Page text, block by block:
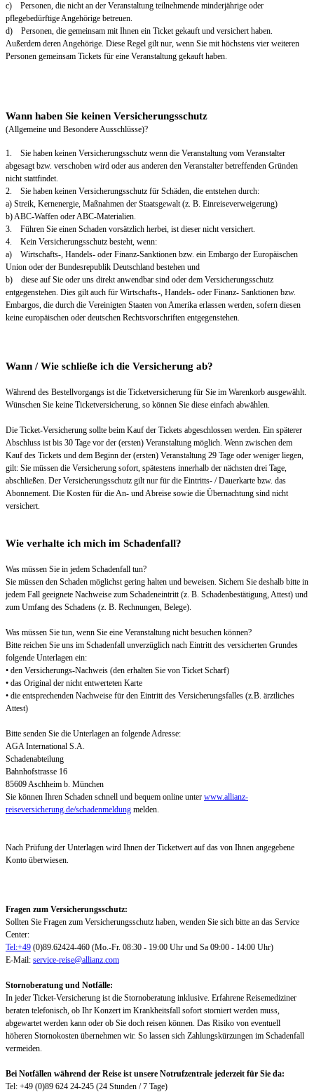
c) Personen, die nicht an der Veranstaltung teilnehmende minderjährige oder
pflegebedürftige Angehörige betreuen.
d) Personen, die gemeinsam mit Ihnen ein Ticket gekauft und versichert haben.
Außerdem deren Angehörige. Diese Regel gilt nur, wenn Sie mit höchstens vier weiteren
Personen gemeinsam Tickets für eine Veranstaltung gekauft haben.
Wann haben Sie keinen Versicherungsschutz
(Allgemeine und Besondere Ausschlüsse)?
1. Sie haben keinen Versicherungsschutz wenn die Veranstaltung vom Veranstalter
abgesagt bzw. verschoben wird oder aus anderen den Veranstalter betreffenden Gründen
nicht stattfindet.
2. Sie haben keinen Versicherungsschutz für Schäden, die entstehen durch:
a) Streik, Kernenergie, Maßnahmen der Staatsgewalt (z. B. Einreiseverweigerung)
b) ABC-Waffen oder ABC-Materialien.
3. Führen Sie einen Schaden vorsätzlich herbei, ist dieser nicht versichert.
4. Kein Versicherungsschutz besteht, wenn:
a) Wirtschafts-, Handels- oder Finanz-Sanktionen bzw. ein Embargo der Europäischen
Union oder der Bundesrepublik Deutschland bestehen und
b) diese auf Sie oder uns direkt anwendbar sind oder dem Versicherungsschutz
entgegenstehen. Dies gilt auch für Wirtschafts-, Handels- oder Finanz- Sanktionen bzw.
Embargos, die durch die Vereinigten Staaten von Amerika erlassen werden, sofern diesen
keine europäischen oder deutschen Rechtsvorschriften entgegenstehen.
Wann / Wie schließe ich die Versicherung ab?
Während des Bestellvorgangs ist die Ticketversicherung für Sie im Warenkorb ausgewählt.
Wünschen Sie keine Ticketversicherung, so können Sie diese einfach abwählen.
Die Ticket-Versicherung sollte beim Kauf der Tickets abgeschlossen werden. Ein späterer
Abschluss ist bis 30 Tage vor der (ersten) Veranstaltung möglich. Wenn zwischen dem
Kauf des Tickets und dem Beginn der (ersten) Veranstaltung 29 Tage oder weniger liegen,
gilt: Sie müssen die Versicherung sofort, spätestens innerhalb der nächsten drei Tage,
abschließen. Der Versicherungsschutz gilt nur für die Eintritts- / Dauerkarte bzw. das
Abonnement. Die Kosten für die An- und Abreise sowie die Übernachtung sind nicht
versichert.
Wie verhalte ich mich im Schadenfall?
Was müssen Sie in jedem Schadenfall tun?
Sie müssen den Schaden möglichst gering halten und beweisen. Sichern Sie deshalb bitte in
jedem Fall geeignete Nachweise zum Schadeneintritt (z. B. Schadenbestätigung, Attest) und
zum Umfang des Schadens (z. B. Rechnungen, Belege).
Was müssen Sie tun, wenn Sie eine Veranstaltung nicht besuchen können?
Bitte reichen Sie uns im Schadenfall unverzüglich nach Eintritt des versicherten Grundes
folgende Unterlagen ein:
• den Versicherungs-Nachweis (den erhalten Sie von Ticket Scharf)
• das Original der nicht entwerteten Karte
• die entsprechenden Nachweise für den Eintritt des Versicherungsfalles (z.B. ärztliches
Attest)
Bitte senden Sie die Unterlagen an folgende Adresse:
AGA International S.A.
Schadenabteilung
Bahnhofstrasse 16
85609 Aschheim b. München
Sie können Ihren Schaden schnell und bequem online unter www.allianz-
reiseversicherung.de/schadenmeldung melden.
Nach Prüfung der Unterlagen wird Ihnen der Ticketwert auf das von Ihnen angegebene
Konto überwiesen.
Fragen zum Versicherungsschutz:
Sollten Sie Fragen zum Versicherungsschutz haben, wenden Sie sich bitte an das Service
Center:
Tel:+49 (0)89.62424-460 (Mo.-Fr. 08:30 - 19:00 Uhr und Sa 09:00 - 14:00 Uhr)
E-Mail: service-reise@allianz.com
Stornoberatung und Notfälle:
In jeder Ticket-Versicherung ist die Stornoberatung inklusive. Erfahrene Reisemediziner
beraten telefonisch, ob Ihr Konzert im Krankheitsfall sofort storniert werden muss,
abgewartet werden kann oder ob Sie doch reisen können. Das Risiko von eventuell
höheren Stornokosten übernehmen wir. So lassen sich Zahlungskürzungen im Schadenfall
vermeiden.
Bei Notfällen während der Reise ist unsere Notrufzentrale jederzeit für Sie da:
Tel: +49 (0)89 624 24-245 (24 Stunden / 7 Tage)